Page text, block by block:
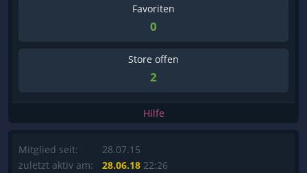
Favoriten
0
Store offen
2
Hilfe
Mitglied seit:
zuletzt aktiv am:
28.07.15
28.06.18 22:26